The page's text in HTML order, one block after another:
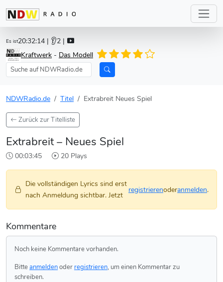
Es ist20:32:14 | 👂2 |
Kraftwerk - Das Modell
NDWRadio.de Titel Extrabreit Neues Spiel
Zurück zur Titelliste
Extrabreit – Neues Spiel
00:03:45 20 Plays
Die vollständigen Lyrics sind erst
nach Anmeldung sichtbar. Jetzt
registrierenoderanmelden.
Kommentare
Noch keine Kommentare vorhanden.
Bitteanmeldenoder registrieren, um einen Kommentar zu
schreiben.